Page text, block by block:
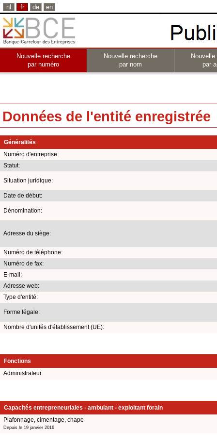
nl fr de en
Nouvelle recherche
par numéro
Nouvelle recherche
par nom
par
Données de l'entité enregistrée
Généralités
Numéro d'entreprise:
Statut:
Situation juridique:
Date de début:
Dénomination:
Adresse du siège:
Numéro de téléphone:
Numéro de fax:
E-mail:
Adresse web:
Type d'entité:
Forme légale:
Nombre d'unités d'établissement (UE):
Fonctions
Administrateur
Capacités entrepreneuriales - ambulant - exploitant forain
Plafonnage, cimentage, chape
Depuis le 19 janvier 2016